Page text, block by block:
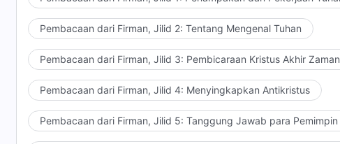
Pembacaan dari Firman, Jilid 2: Tentang Mengenal Tuhan
Pembacaan dari Firman, Jilid 3: Pembicaraan Kristus Akhir Zaman
Pembacaan dari Firman, Jilid 4: Menyingkapkan Antikristus
Pembacaan dari Firman, Jilid 5: Tanggung Jawab para